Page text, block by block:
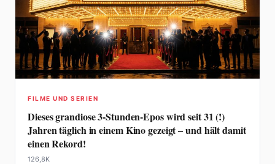
FILME UND SERIEN
Dieses grandiose 3-Stunden-Epos wird seit 31 (!)
Jahren täglich in einem Kino gezeigt – und hält damit
einen Rekord!
126,8K